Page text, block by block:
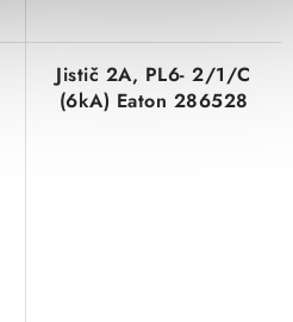
Jistič 2A, PL6- 2/1/C
(6kA) Eaton 286528